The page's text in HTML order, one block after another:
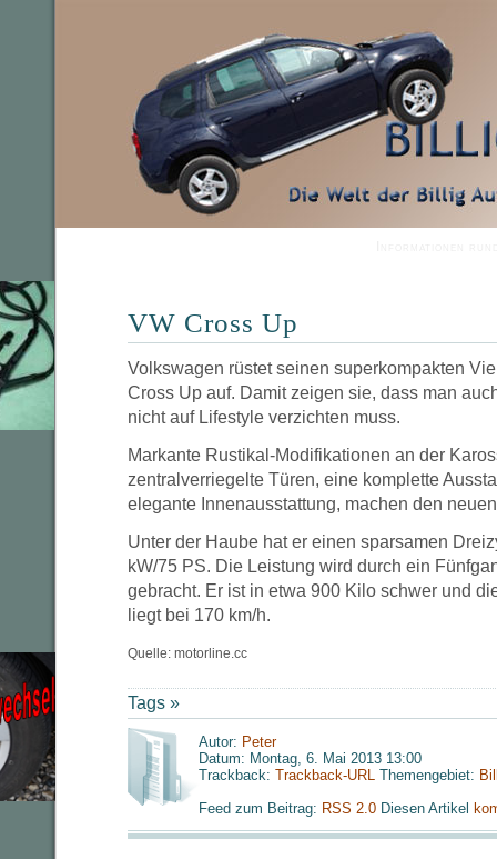
VW Cross Up
Volkswagen rüstet seinen superkompakten
Cross Up auf. Damit zeigen sie, dass man
nicht auf Lifestyle verzichten muss.
Markante Rustikal-Modifikationen an der
zentralverriegelte Türen, eine komplette
elegante Innenausstattung, machen den
Unter der Haube hat er einen sparsamen
kW/75 PS. Die Leistung wird durch ein
gebracht. Er ist in etwa 900 Kilo schwer und
liegt bei 170 km/h.
Quelle: motorline.cc
Tags »
Autor: Peter
Datum: Montag, 6. Mai 2013 13:00
Trackback: Trackback-URL Themengebiet:
Feed zum Beitrag: RSS 2.0 Diesen Artikel